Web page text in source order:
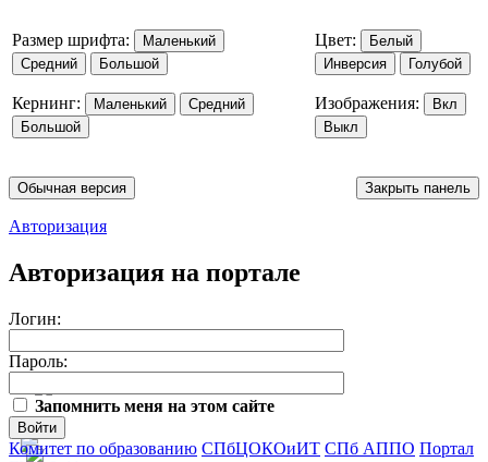
Размер шрифта:
Маленький
Средний
Большой
Кернинг: Маленький
Средний
Большой
Цвет:
Белый
Инверсия
Голубой
Изображения:
Вкл
Выкл
Обычная версия Закрыть панель
Авторизация
Авторизация на портале
Логин:
Пароль:
Запомнить меня на этом сайте
Войти
Комитет по образованию СПбЦОКОиИТ СПб АППО Портал